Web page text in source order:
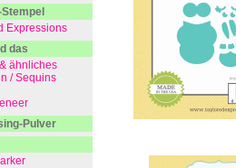
Expressions
das
ähnliches
/ Sequins
Pulver